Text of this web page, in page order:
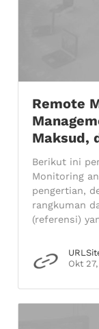
Remote
Maksud,
Berikut ini
Monitoring
pengertian,
rangkuman
(referensi)
Okt